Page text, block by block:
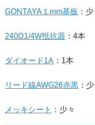
GONTAYA１mm基板 ：
240Ω1/4W抵抗器 ：4本
ダイオード1A ：1本
リード線AWG26赤黒 ：
メッキシート ：少々